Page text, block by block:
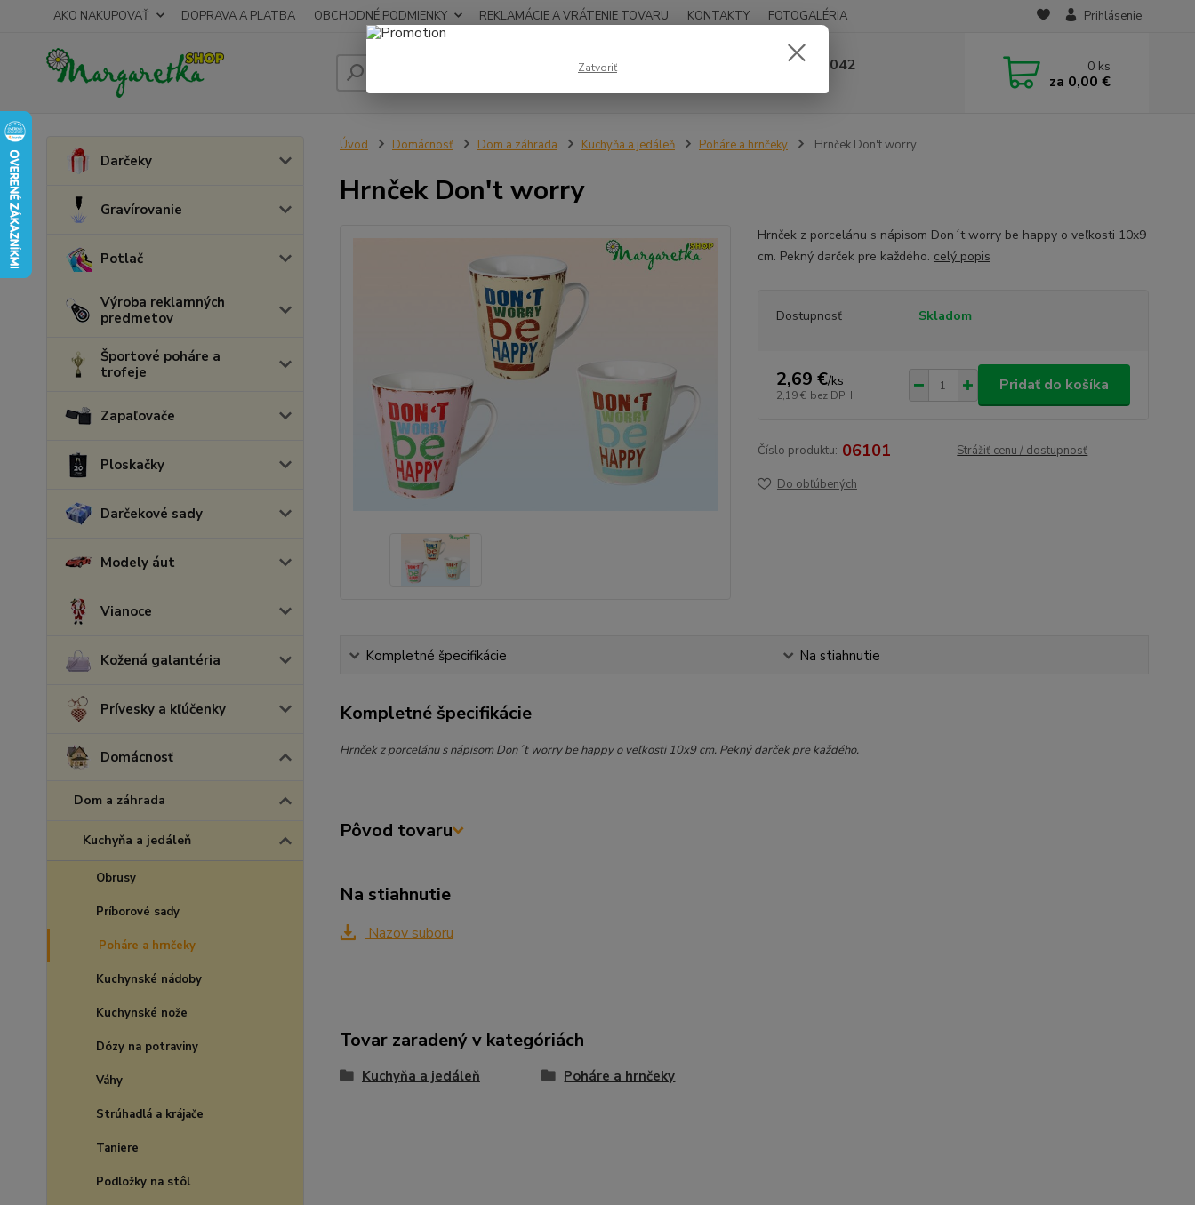
AKO NAKUPOVAŤ DOPRAVA A PLATBA OBCHODNÉ PODMIENKY REKLAMÁCIE A VRÁTENIE TOVARU KONTAKTY FOTOGALÉRIA Prihlásenie
Hľadať 0948 236 042 0 ks
za 0,00 €
Darčeky
Gravírovanie
Potlač
Výroba reklamných
predmetov
Športové poháre a
trofeje
Zapaľovače
Ploskačky
Darčekové sady
Modely áut
Vianoce
Kožená galantéria
Prívesky a kľúčenky
Domácnosť
Dom a záhrada
Kuchyňa a jedáleň
Obrusy
Príborové sady
Poháre a hrnčeky
Kuchynské nádoby
Kuchynské nože
Dózy na potraviny
Váhy
Strúhadlá a krájače
Taniere
Podložky na stôl
Úvod Domácnosť Dom a záhrada Kuchyňa a jedáleň Poháre a hrnčeky Hrnček Don't worry
Hrnček Don't worry
Hrnček z porcelánu s nápisom Don´t worry be happy o veľkosti 10x9
cm. Pekný darček pre každého. celý popis
Dostupnosť Skladom
2,69 €/ks
2,19 € bez DPH
Pridať do košíka
Číslo produktu: 06101 Strážiť cenu / dostupnosť
Do obľúbených
Kompletné špecifikácie Na stiahnutie
Kompletné špecifikácie
Hrnček z porcelánu s nápisom Don´t worry be happy o veľkosti 10x9 cm. Pekný darček pre každého.
Pôvod tovaru
Na stiahnutie
Nazov suboru
Tovar zaradený v kategóriách
Kuchyňa a jedáleň Poháre a hrnčeky
Zatvoriť